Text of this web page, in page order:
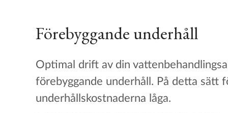
Förebyggande underhåll
Optimal drift av din
förebyggande underhåll. På detta sätt
underhållskostnaderna låga.